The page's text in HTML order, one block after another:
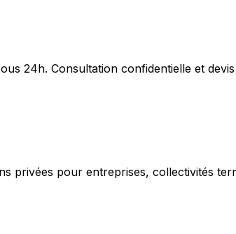
24h. Consultation confidentielle et
privées pour entreprises, collectivités